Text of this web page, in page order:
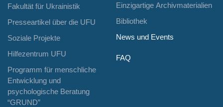
Fakultät für Ukrainistik
Presseartikel über die UFU
Soziale Projekte
Hilfezentrum UFU
Programm für menschliche
Entwicklung und
psychologische Beratung
“GRUND”
Einzigartige Archivmaterialien
Bibliothek
News und Events
FAQ